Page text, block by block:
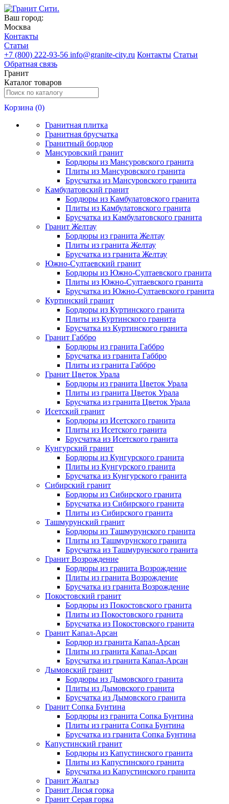
Ваш город:
Москва
Контакты
Статьи
+7 (800) 222-93-56 info@granite-city.ru Контакты Статьи
Обратная связь
Гранит
Каталог товаров
Корзина (0)
Гранитная плитка
Гранитная брусчатка
Гранитный бордюр
Мансуровский гранит
Бордюры из Мансуровского гранита
Плиты из Мансуровского гранита
Брусчатка из Мансуровского гранита
Камбулатовский гранит
Бордюры из Камбулатовского гранита
Плиты из Камбулатовского гранита
Брусчатка из Камбулатовского гранита
Гранит Желтау
Бордюры из гранита Желтау
Плиты из гранита Желтау
Брусчатка из гранита Желтау
Южно-Султаевский гранит
Бордюры из Южно-Султаевского гранита
Плиты из Южно-Султаевского гранита
Брусчатка из Южно-Султаевского гранита
Куртинский гранит
Бордюры из Куртинского гранита
Плиты из Куртинского гранита
Брусчатка из Куртинского гранита
Гранит Габбро
Бордюры из гранита Габбро
Брусчатка из гранита Габбро
Плиты из гранита Габбро
Гранит Цветок Урала
Бордюры из гранита Цветок Урала
Плиты из гранита Цветок Урала
Брусчатка из гранита Цветок Урала
Исетский гранит
Бордюры из Исетского гранита
Плиты из Исетского гранита
Брусчатка из Исетского гранита
Кунгурский гранит
Бордюры из Кунгурского гранита
Плиты из Кунгурского гранита
Брусчатка из Кунгурского гранита
Сибирский гранит
Бордюры из Сибирского гранита
Брусчатка из Сибирского гранита
Плиты из Сибирского гранита
Ташмурунский гранит
Бордюры из Ташмурунского гранита
Плиты из Ташмурунского гранита
Брусчатка из Ташмурунского гранита
Гранит Возрождение
Бордюры из гранита Возрождение
Плиты из гранита Возрождение
Брусчатка из гранита Возрождение
Покостовский гранит
Бордюры из Покостовского гранита
Плиты из Покостовского гранита
Брусчатка из Покостовского гранита
Гранит Капал-Арсан
Бордюр из гранита Капал-Арсан
Плиты из гранита Капал-Арсан
Брусчатка из гранита Капал-Арсан
Дымовский гранит
Бордюры из Дымовского гранита
Плиты из Дымовского гранита
Брусчатка из Дымовского гранита
Гранит Сопка Бунтина
Бордюры из гранита Сопка Бунтина
Плиты из гранита Сопка Бунтина
Брусчатка из гранита Сопка Бунтина
Капустинский гранит
Бордюры из Капустинского гранита
Плиты из Капустинского гранита
Брусчатка из Капустинского гранита
Гранит Жалгыз
Гранит Лисья горка
Гранит Серая горка